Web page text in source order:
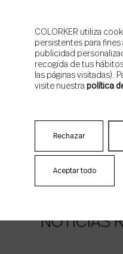
Email*
Acepto lapolítica de
Acepto que Colorker
NOTICIAS
COLORKER utiliza
persistentes para
publicidad
recogida de tus
las páginas visitadas).
visite nuestra política
Aceptar todo
Rechazar